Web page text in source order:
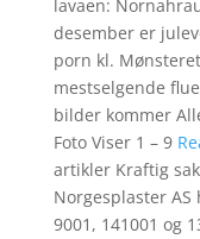
lavaen:
desember er
porn kl.
mestselgende
bilder kommer
Foto Viser 1 – 9
artikler Kraftig
Norgesplaster
9001, 141001 og